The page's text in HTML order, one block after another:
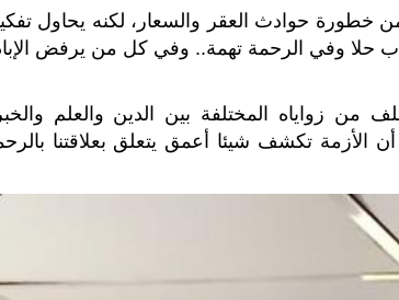
خطورة حوادث العقر والسعار، لكنه يحاول
حلا وفي الرحمة تهمة.. وفي كل من يرفض
من زواياه المختلفة بين الدين والعلم
أن الأزمة تكشف شيئا أعمق يتعلق بعلاقتنا